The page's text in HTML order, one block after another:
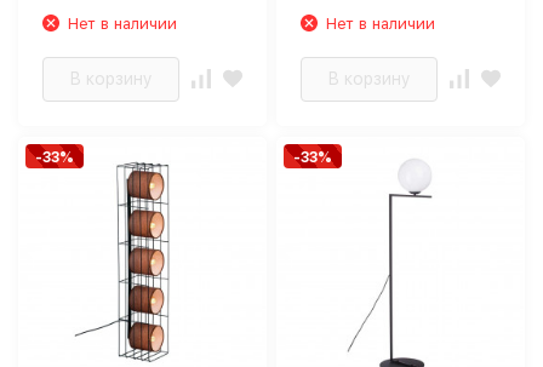
Нет в наличии
В корзину
Нет в наличии
В корзину
-33% -33%